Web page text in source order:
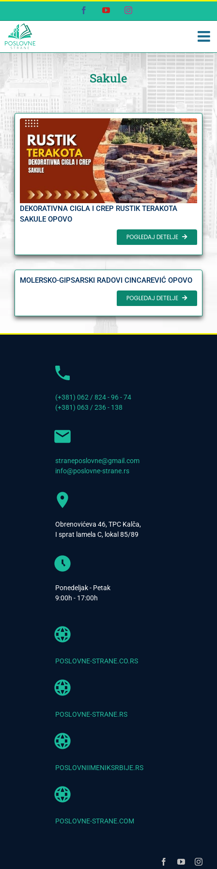
content
FacebookYouTubeInstagram
Sakule
DEKORATIVNA CIGLA I CREP RUSTIK TERAKOTA
SAKULE OPOVO
POGLEDAJ DETELJE
MOLERSKO-GIPSARSKI RADOVI CINCAREVIĆ OPOVO
POGLEDAJ DETELJE
(+381) 062 / 824 - 96 - 74
(+381) 063 / 236 - 138
straneposlovne@gmail.com
info@poslovne-strane.rs
Obrenovićeva 46, TPC Kalča,
I sprat lamela C, lokal 85/89
Ponedeljak - Petak
9:00h - 17:00h
POSLOVNE-STRANE.CO.RS
POSLOVNE-STRANE.RS
POSLOVNIIMENIKSRBIJE.RS
POSLOVNE-STRANE.COM